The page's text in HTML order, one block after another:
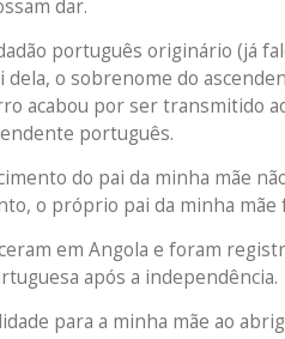
dar.
português originário (já
dela, o sobrenome do
acabou por ser transmitido
português.
do pai da minha mãe
o próprio pai da minha mãe
em Angola e foram
após a independência.
para a minha mãe ao